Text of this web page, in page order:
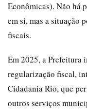
Econômicas). Não há
em si, mas a situação
fiscais.
Em 2025, a Prefeitura
regularização fiscal,
Cidadania Rio, que
outros serviços